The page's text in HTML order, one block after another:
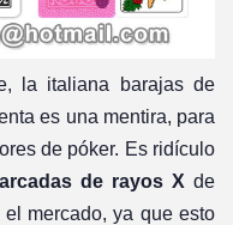
la italiana barajas de
es una mentira, para
de póker. Es ridículo
de rayos X de
mercado, ya que esto